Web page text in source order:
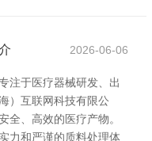
2026-06-06
注于医疗器械研发、出
）互联网科技有限公
全、高效的医疗产物。
力和严谨的质料处理体